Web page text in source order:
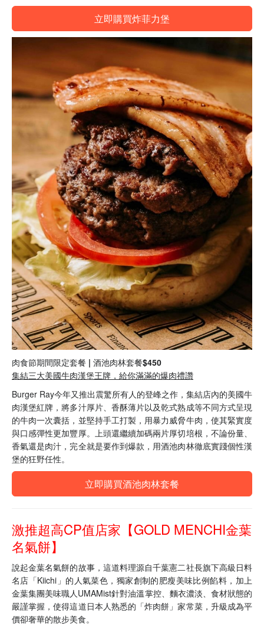
立即購買炸菲力堡
肉食節期間限定套餐 | 酒池肉林套餐$450
集結三大美國牛肉漢堡王牌，給你滿滿的爆肉禮讚
Burger Ray今年又推出震驚所有人的登峰之作，集結店內的美國牛
肉漢堡紅牌，將多汁厚片、香酥薄片以及乾式熟成等不同方式呈現
的牛肉一次囊括，並堅持手工打製，用暴力威脅牛肉，使其緊實度
與口感彈性更加豐厚。上頭還繼續加碼兩片厚切培根，不論份量、
香氣還是肉汁，完全就是要作到爆款，用酒池肉林徹底實踐個性漢
堡的狂野任性。
立即購買酒池肉林套餐
激推超高CP值店家【GOLD MENCHI金葉
名氣餅】
說起金葉名氣餅的故事，這道料理源自千葉憲二社長旗下高級日料
名店「Kiichi」的人氣菜色，獨家創制的肥瘦美味比例餡料，加上
金葉集團美味職人UMAMist針對油溫掌控、麵衣濃淡、食材狀態的
嚴謹掌握，使得這道日本人熟悉的「炸肉餅」家常菜，升級成為平
價卻奢華的散步美食。